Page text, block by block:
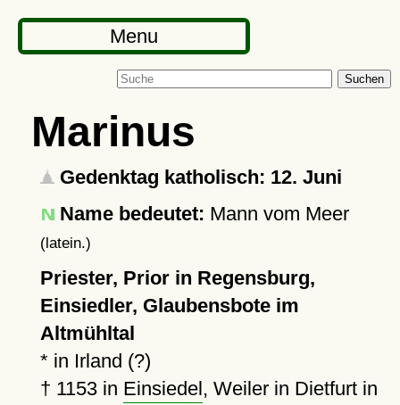
Menu
Suchen
Marinus
Gedenktag katholisch: 12. Juni
Name bedeutet: Mann vom Meer
(latein.)
Priester, Prior in Regensburg,
Einsiedler, Glaubensbote im
Altmühltal
* in Irland (?)
† 1153in Einsiedel, Weiler in Dietfurt in